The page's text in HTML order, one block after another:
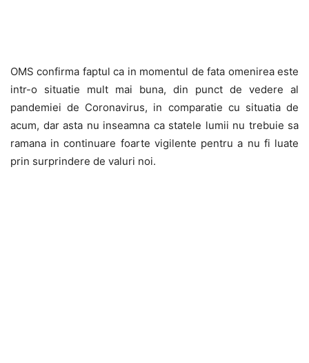
OMS confirma faptul ca in momentul de fata omenirea este
intr-o situatie mult mai buna, din punct de vedere al
pandemiei de Coronavirus, in comparatie cu situatia de
acum, dar asta nu inseamna ca statele lumii nu trebuie sa
ramana in continuare foarte vigilente pentru a nu fi luate
prin surprindere de valuri noi.